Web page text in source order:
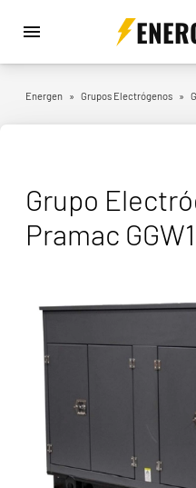
Energen » Grupos Electrógenos »
Grupo
Pramac